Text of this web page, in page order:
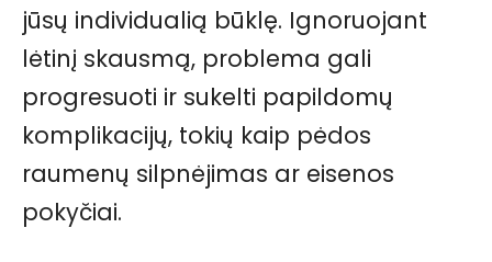
jūsų individualią būklę. Ignoruojant
lėtinį skausmą, problema gali
progresuoti ir sukelti papildomų
komplikacijų, tokių kaip pėdos
raumenų silpnėjimas ar eisenos
pokyčiai.